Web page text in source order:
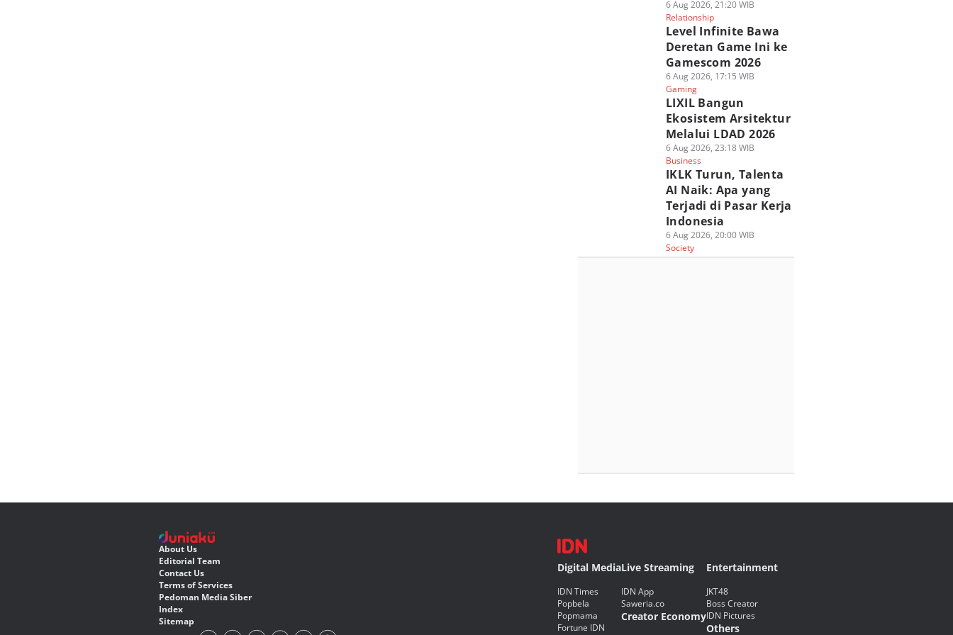
6 Aug 2026, 21:20 WIB
Relationship
Level Infinite Bawa
Deretan Game Ini ke
Gamescom 2026
6 Aug 2026, 17:15 WIB
Gaming
LIXIL Bangun
Ekosistem Arsitektur
Melalui LDAD 2026
6 Aug 2026, 23:18 WIB
Business
IKLK Turun, Talenta
AI Naik: Apa yang
Terjadi di Pasar Kerja
Indonesia
6 Aug 2026, 20:00 WIB
Society
About Us
Editorial Team
Contact Us
Terms of Services
Pedoman Media Siber
Index
Sitemap
Digital Media
IDN Times
Popbela
Popmama
Fortune IDN
Live Streaming
IDN App
Saweria.co
Creator Economy
Entertainment
JKT48
Boss Creator
IDN Pictures
Others